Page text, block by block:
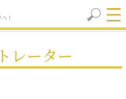
レーター